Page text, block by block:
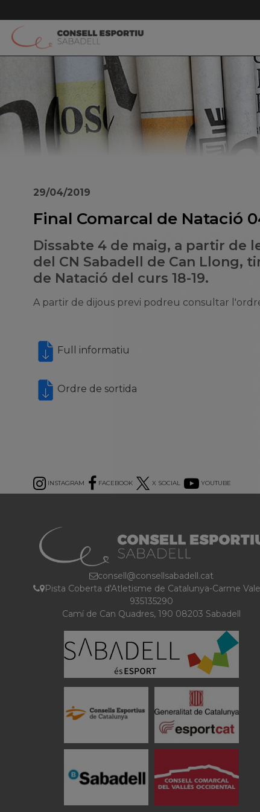
Final Comarcal de Natació
Dissabte 4 de maig, a partir de
del CN Sabadell de Can Llong,
de Natació del curs 18-19.
29/04/2019
A partir de dijous previ podreu consultar
Full informatiu
Ordre de sortida
INSTAGRAM FACEBOOK X SOCIAL YOUTUBE
consell@consellsabadell.cat
Pista Coberta d'Atletisme de Catalunya-Carme
935135290
Camí de Can Quadres, 190 08203 Sabadell